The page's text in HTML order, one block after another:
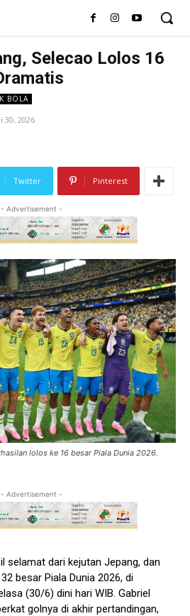
Selecao Lolos 16
BOLA
30, 2026
Twitter Pinterest
- Advertisement -
lolos ke 16 besar Piala Dunia 2026.
- Advertisement -
selamat dari kejutan Jepang, dan
besar Piala Dunia 2026, di
(30/6) dini hari WIB. Gabriel
golnya di akhir pertandingan,